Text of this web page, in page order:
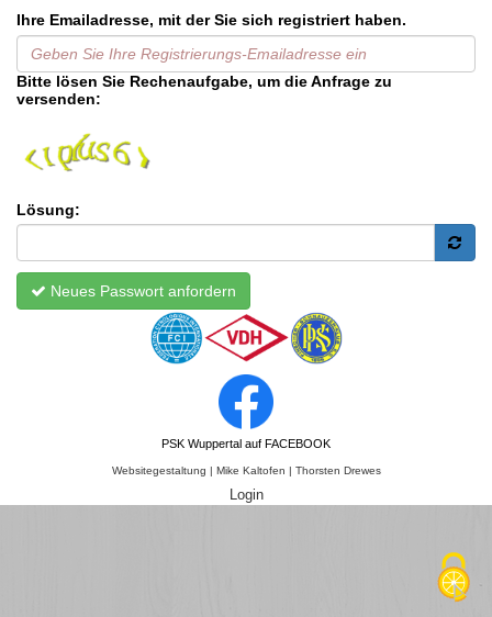
Ihre Emailadresse, mit der Sie sich registriert haben.
Bitte lösen Sie Rechenaufgabe, um die Anfrage zu
versenden:
Lösung:
Neues Passwort anfordern
PSK Wuppertal auf FACEBOOK
Websitegestaltung | Mike Kaltofen | Thorsten Drewes
Login